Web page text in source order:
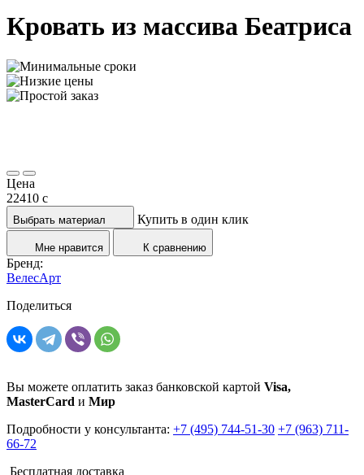
Кровать из массива Беатриса
Цена
22410 c
Выбрать материал Купить в один клик
Мне нравится К сравнению
Бренд:
ВелесАрт
Поделиться
Вы можете оплатить заказ банковской картой Visa,
MasterCard и Мир
Подробности у консультанта: +7 (495) 744-51-30 +7 (963) 711-
66-72
Бесплатная доставка